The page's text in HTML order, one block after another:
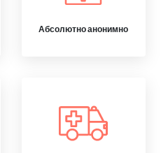
Абсолютно анонимно